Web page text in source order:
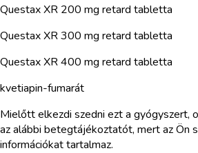
Questax XR 200 mg retard tabletta
Questax XR 300 mg retard tabletta
Questax XR 400 mg retard tabletta
kvetiapin-fumarát
Mielőtt elkezdi szedni ezt a gyógyszert,
az alábbi betegtájékoztatót, mert az Ön
információkat tartalmaz.